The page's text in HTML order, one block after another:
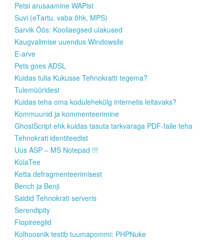
Petsi arusaamine WAPist
Suvi (eTartu, vaba õhk, MPS)
Sarvik Öös: Kooliaegsed ulakused
Kaugvalimise uuendus Windowsile
E-arve
Pets goes ADSL
Kuidas tulla Kukusse Tehnokratti tegema?
Tulemüüridest
Kuidas teha oma kodulehekülg internetis leitavaks?
Kommuunid ja kommenteerimine
GhostScript ehk kuidas tasuta tarkvaraga PDF-faile teha
Tehnokrati identiteedist
Uus ASP – MS Notepad !!!
KülaTee
Ketta defragmenteerimisest
Bench ja Benji
Saidid Tehnokrati serveris
Serendipity
Flopireeglid
Kolhoosnik testib tuumapommi: PHPNuke